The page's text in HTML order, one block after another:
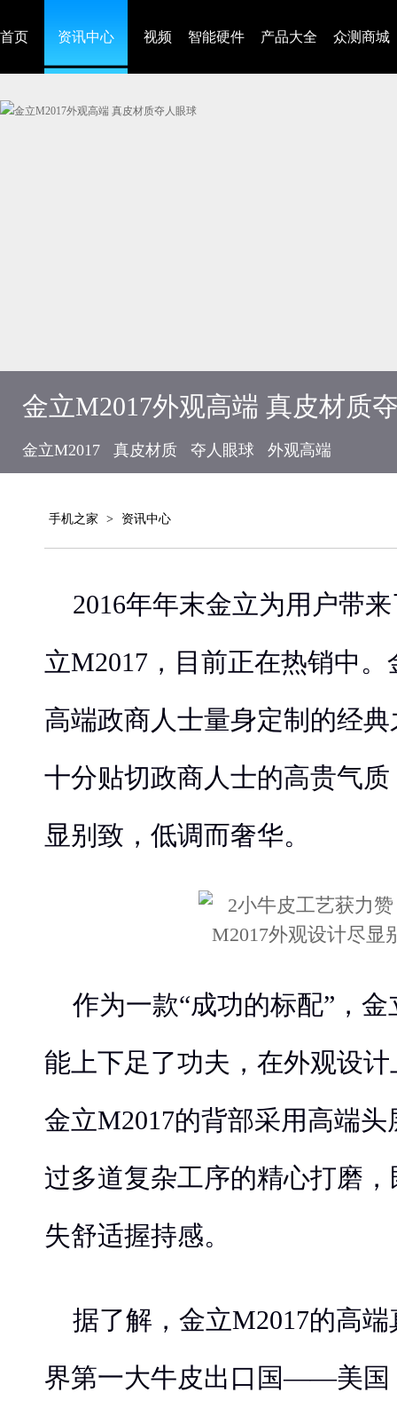
首页 资讯中心 视频 智能硬件 产品大全 众测商城
金立M2017外观高端 真皮材质
金立M2017 真皮材质 夺人眼球 外观高端
手机之家 > 资讯中心
2016年年末金立为用户带
立M2017，目前正在热销中
高端政商人士量身定制的经
十分贴切政商人士的高贵气
显别致，低调而奢华。
作为一款“成功的标配”，
能上下足了功夫，在外观设
金立M2017的背部采用高端
过多道复杂工序的精心打磨
失舒适握持感。
据了解，金立M2017的高
界第一大牛皮出口国——美国